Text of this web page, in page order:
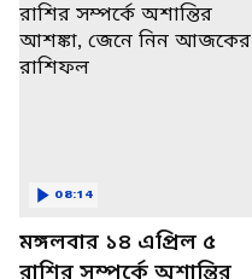
মঙ্গলবার ১৪ এপ্রিল ৫
রাশির সম্পর্কে অশান্তির
08:14